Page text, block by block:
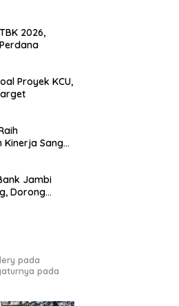
2026,
Proyek KCU,
Sangat
Jambi
Dorong
pada
pada